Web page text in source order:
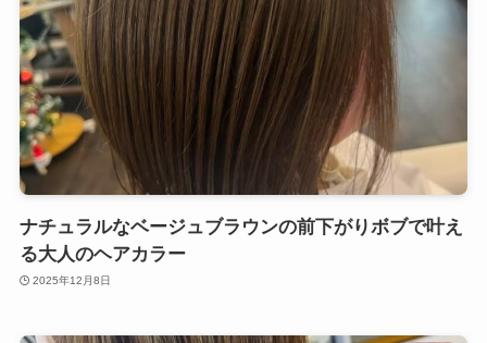
ナチュラルなベージュブラウンの前下がりボブで叶え
る大人のヘアカラー
2025年12月8日